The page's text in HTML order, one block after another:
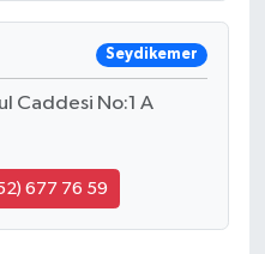
Seydikemer
Caddesi No:1 A
677 76 59